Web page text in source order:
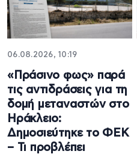
06.08.2026, 10:19
«Πράσινο φως» παρά
τις αντιδράσεις για τη
δομή μεταναστών στο
Ηράκλειο:
Δημοσιεύτηκε το ΦΕΚ
– Τι προβλέπει